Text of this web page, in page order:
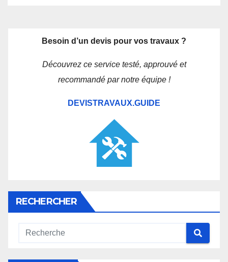
Besoin d’un devis pour vos travaux ?
Découvrez ce service testé, approuvé et
recommandé par notre équipe !
DEVISTRAVAUX.GUIDE
RECHERCHER